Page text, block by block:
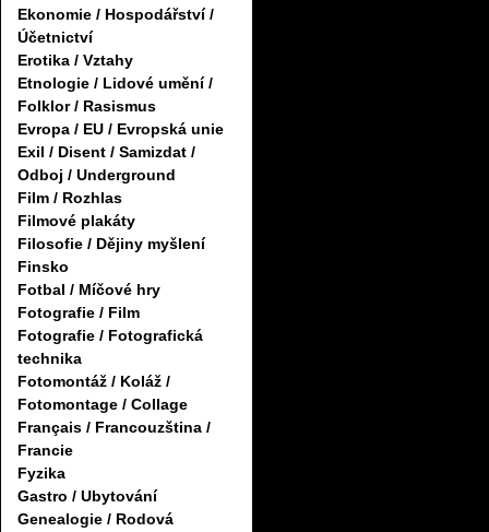
Ekonomie / Hospodářství /
Účetnictví
Erotika / Vztahy
Etnologie / Lidové umění /
Folklor / Rasismus
Evropa / EU / Evropská unie
Exil / Disent / Samizdat /
Odboj / Underground
Film / Rozhlas
Filmové plakáty
Filosofie / Dějiny myšlení
Finsko
Fotbal / Míčové hry
Fotografie / Film
Fotografie / Fotografická
technika
Fotomontáž / Koláž /
Fotomontage / Collage
Français / Francouzština /
Francie
Fyzika
Gastro / Ubytování
Genealogie / Rodová